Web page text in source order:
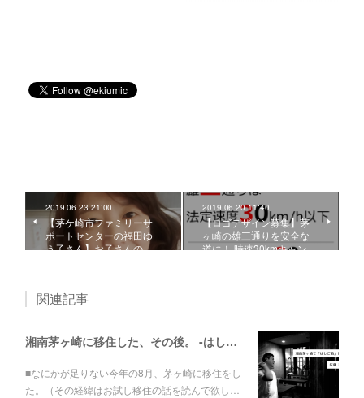
2019.06.23 21:00
【茅ケ崎市ファミリーサ
ポートセンターの福田ゆ
う子さん】お子さんの…
2019.06.20 11:40
【ロゴデザイン募集】茅
ヶ崎の雄三通りを安全な
道に！ 時速30kmキャン…
関連記事
湘南茅ヶ崎に移住した、その後。 -はしご酒編-
■なにかが足りない今年の8月、茅ヶ崎に移住をし
た。（その経緯はお試し移住の話を読んで欲し…